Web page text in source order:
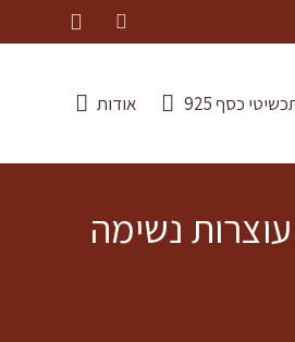
כסף 925 אודות
עוצרות נשימה